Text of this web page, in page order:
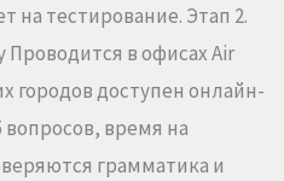
на тестирование. Этап 2.
Проводится в офисах Air
городов доступен онлайн-
вопросов, время на
грамматика и